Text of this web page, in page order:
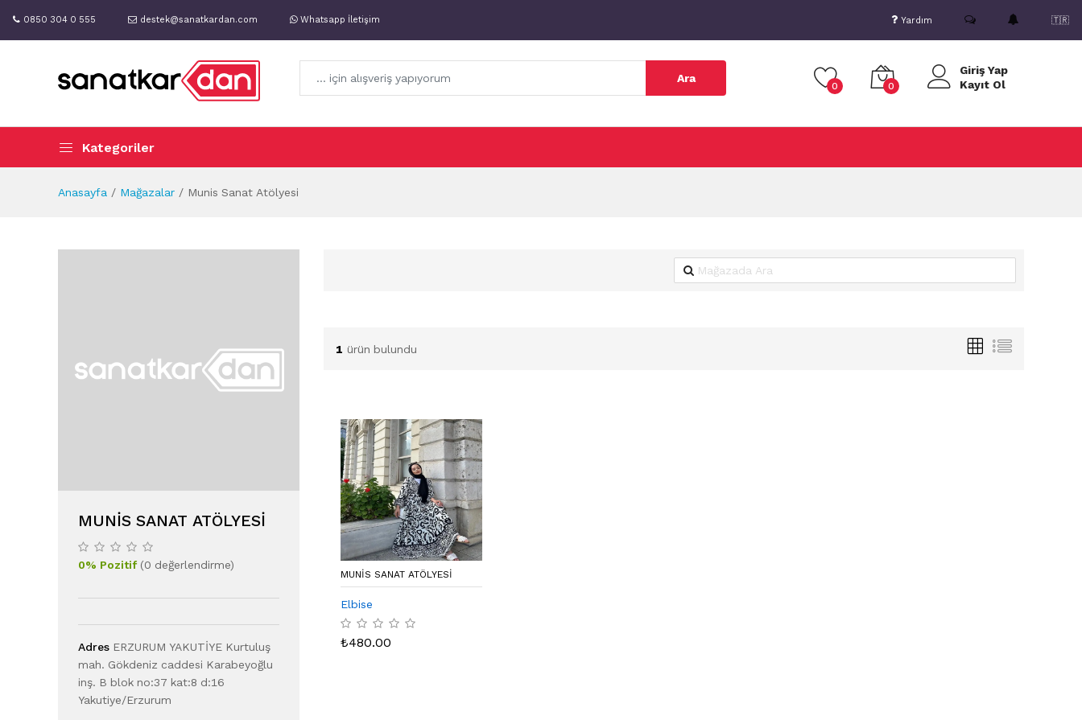
0850 304 0 555 destek@sanatkardan.com Whatsapp İletişim Yardım 🇹🇷
Ara
0 0
Giriş Yap
Kayıt Ol
Kategoriler
Anasayfa Mağazalar Munis Sanat Atölyesi
MUNIS SANAT ATÖLYESI
0% Pozitif(0 değerlendirme)
Adres ERZURUM YAKUTİYE Kurtuluş
mah. Gökdeniz caddesi Karabeyoğlu
inş. B blok no:37 kat:8 d:16
Yakutiye/Erzurum
1 ürün bulundu
MUNIS SANAT ATÖLYESI
Elbise
₺480.00